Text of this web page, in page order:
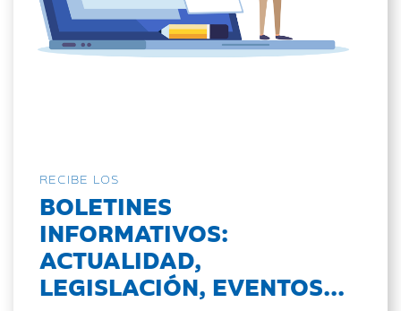
RECIBE LOS
BOLETINES
INFORMATIVOS:
ACTUALIDAD,
LEGISLACIÓN, EVENTOS...